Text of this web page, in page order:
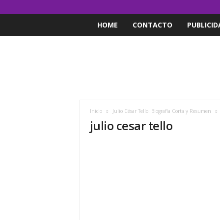
HOME CONTACTO
Inicio Julio César Tello: Biografía Corta y Resumen
julio cesar tello